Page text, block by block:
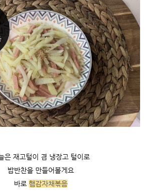
은 재고털이 겸 냉장고 털이로
밥반찬을 만들어볼게요
바로 햄감자채볶음